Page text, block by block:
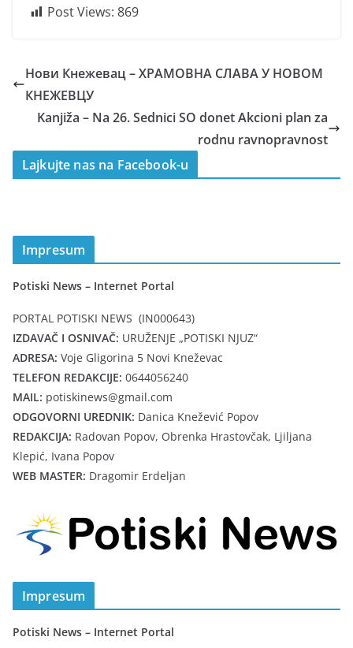
Post Views: 869
Нови Кнежевац – ХРАМОВНА СЛАВА У НОВОМ
КНЕЖЕВЦУ
Kanjiža – Na 26. Sednici SO donet Akcioni plan za
rodnu ravnopravnost
Lajkujte nas na Facebook-u
Impresum
Potiski News – Internet Portal
PORTAL POTISKI NEWS (IN000643)
IZDAVAČ I OSNIVAČ: URUŽENJE „POTISKI NJUZ“
ADRESA: Voje Gligorina 5 Novi Kneževac
TELEFON REDAKCIJE: 0644056240
MAIL: potiskinews@gmail.com
ODGOVORNI UREDNIK: Danica Knežević Popov
REDAKCIJA: Radovan Popov, Obrenka Hrastovčak, Ljiljana
Klepić, Ivana Popov
WEB MASTER: Dragomir Erdeljan
Impresum
Potiski News – Internet Portal